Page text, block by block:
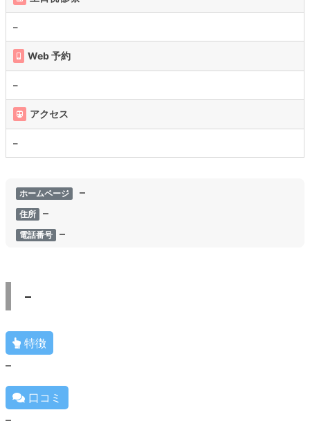
–
Web 予約
–
アクセス
–
ホームページ –
住所 –
電話番号 –
–
特徴
–
口コミ
–